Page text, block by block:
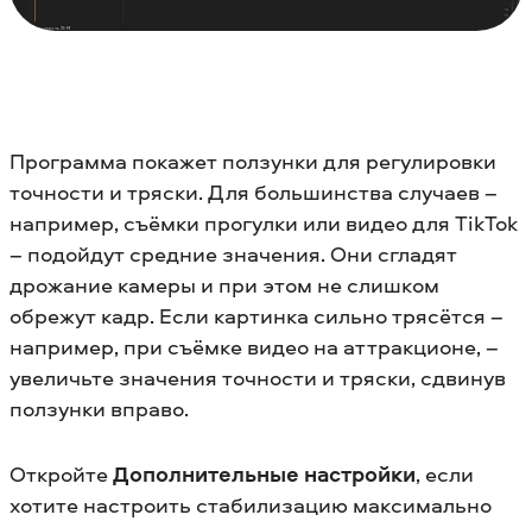
Программа покажет ползунки для регулировки
точности и тряски. Для большинства случаев –
например, съёмки прогулки или видео для TikTok
– подойдут средние значения. Они сгладят
дрожание камеры и при этом не слишком
обрежут кадр. Если картинка сильно трясётся –
например, при съёмке видео на аттракционе, –
увеличьте значения точности и тряски, сдвинув
ползунки вправо.
ОткройтеДополнительные настройки, если
хотите настроить стабилизацию максимально